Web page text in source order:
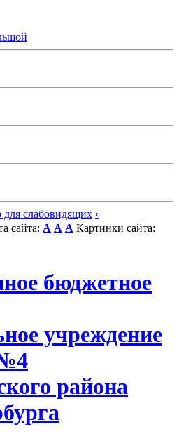
слабовидящих ‹
сайта: A A A Картинки сайта:
бюджетное
учреждение
района